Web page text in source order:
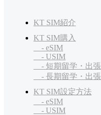
KT SIM紹介
KT SIM購入
- eSIM
- USIM
- 短期留学・出張
- 長期留学・出張
KT SIM設定方法
- eSIM
- USIM